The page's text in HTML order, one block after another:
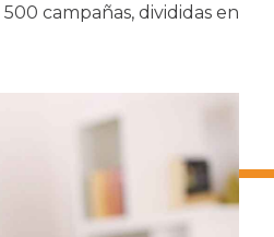
campañas, divididas en